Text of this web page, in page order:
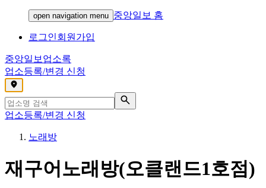
open navigation menu 중앙일보 홈
로그인회원가입
중앙일보 업소록
업소등록/변경 신청
,
업소등록/변경 신청
노래방
재구어노래방(오클랜드1호점)